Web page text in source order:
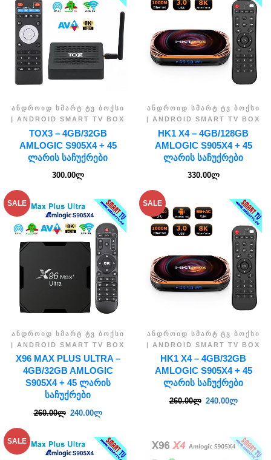
ᲐᲜᲓᲠᲝᲘᲓ ᲡᲛᲐᲠᲢ ᲢᲕ ᲑᲝᲥᲡᲘ
| ANDROID SMART TV BOX
TOX3 – 4GB/32GB
AMLOGIC S905X4 + 45
ᲚᲐᲠᲘᲡ ᲡᲐᲩᲣᲥᲠᲔᲑᲘ
300.00ლ
ᲐᲜᲓᲠᲝᲘᲓ ᲡᲛᲐᲠᲢ ᲢᲕ ᲑᲝᲥᲡᲘ
| ANDROID SMART TV BOX
HK1 X4 – 4GB/128GB
AMLOGIC S905X4 + 45
ᲚᲐᲠᲘᲡ ᲡᲐᲩᲣᲥᲠᲔᲑᲘ
330.00ლ
SALE
ᲐᲜᲓᲠᲝᲘᲓ ᲡᲛᲐᲠᲢ ᲢᲕ ᲑᲝᲥᲡᲘ
| ANDROID SMART TV BOX
X96 MAX PLUS ULTRA –
4GB/32GB AMLOGIC
S905X4 + 45 ᲚᲐᲠᲘᲡ
ᲡᲐᲩᲣᲥᲠᲔᲑᲘ
260.00ლ 240.00ლ
SALE
ᲐᲜᲓᲠᲝᲘᲓ ᲡᲛᲐᲠᲢ ᲢᲕ ᲑᲝᲥᲡᲘ
| ANDROID SMART TV BOX
HK1 X4 – 4GB/32GB
AMLOGIC S905X4 + 45
ᲚᲐᲠᲘᲡ ᲡᲐᲩᲣᲥᲠᲔᲑᲘ
260.00ლ 240.00ლ
SALE